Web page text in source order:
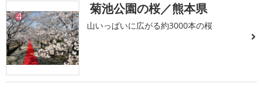
4 菊池公園の桜／熊本県
山いっぱいに広がる約3000本の桜